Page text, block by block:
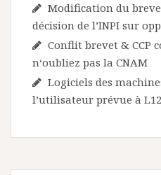
Modification du
décision de l’INPI sur
Conflit brevet & CCP
n‘oubliez pas la CNAM
Logiciels des
l’utilisateur prévue à